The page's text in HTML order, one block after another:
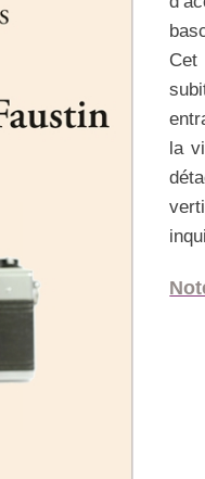
la